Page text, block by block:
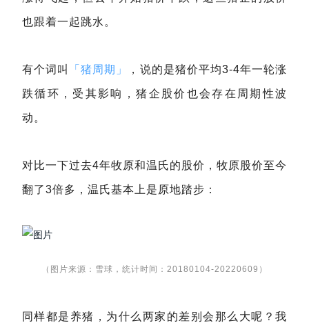
也跟着一起跳水。
有个词叫 「猪周期」 ，说的是猪价平均3-4年一轮涨
跌循环，受其影响，猪企股价也会存在周期性波
动。
对比一下过去4年牧原和温氏的股价，牧原股价至今
翻了3倍多，温氏基本上是原地踏步：
（图片来源：雪球，统计时间：20180104-20220609）
同样都是养猪，为什么两家的差别会那么大呢？我